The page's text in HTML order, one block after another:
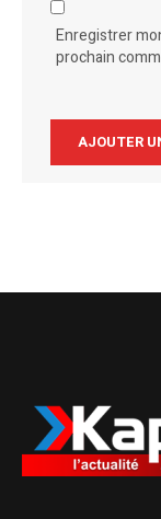
Enregistrer
prochain